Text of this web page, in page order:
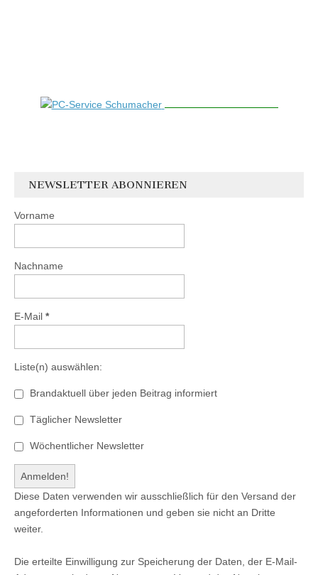
NEWSLETTER ABONNIEREN
Vorname
Nachname
E-Mail *
Liste(n) auswählen:
Brandaktuell über jeden Beitrag informiert
Täglicher Newsletter
Wöchentlicher Newsletter
Diese Daten verwenden wir ausschließlich für den Versand der
angeforderten Informationen und geben sie nicht an Dritte
weiter.
Die erteilte Einwilligung zur Speicherung der Daten, der E-Mail-